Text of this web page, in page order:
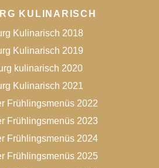
KULINARISCH
Kulinarisch 2018
Kulinarisch 2019
kulinarisch 2020
Kulinarisch 2021
Frühlingsmenüs 2022
Frühlingsmenüs 2023
Frühlingsmenüs 2024
Frühlingsmenüs 2025